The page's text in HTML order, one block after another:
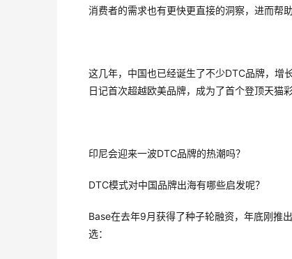
消费者的需求也有更快更直接的洞察，进而帮助
这几年，中国也已经诞生了不少DTC品牌，增
日记首次超越欧美品牌，成为了首个登顶天猫
印尼会迎来一波DTC品牌的热潮吗？
DTC模式对中国品牌出海有哪些启发呢？
Base在去年9月获得了种子轮融资，年底刚推
选：